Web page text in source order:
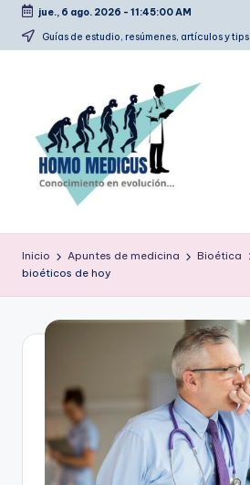
Saltar
jue., 6 ago. 2026 - 11:45:01 AM
Guías de estudio, resúmenes, artículos y tips
o
m
ic
estudio,
Inicio Apuntes de medicina Bioética
bioéticos de hoy